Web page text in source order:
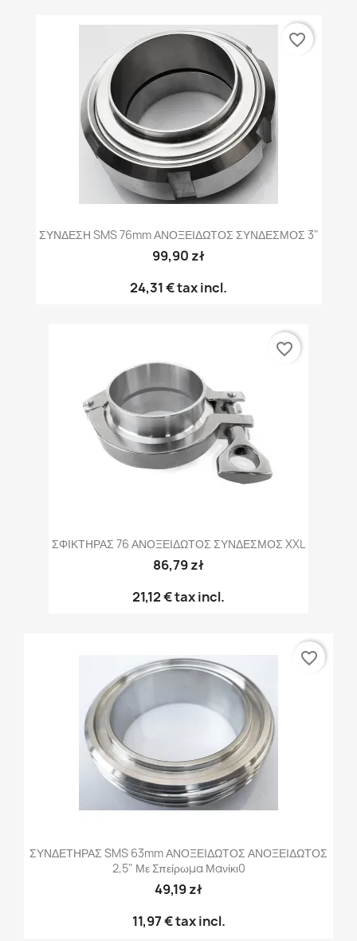
ΣΥΝΔΕΣΗ SMS 76mm ΑΝΟΞΕΙΔΩΤΟΣ ΣΥΝΔΕΣΜΟΣ 3"
99,90 zł
24,31 €tax incl.
favorite_border
ΣΦΙΚΤΗΡΑΣ 76 ΑΝΟΞΕΙΔΩΤΟΣ ΣΥΝΔΕΣΜΟΣ XXL
86,79 zł
21,12 €tax incl.
favorite_border
ΣΥΝΔΕΤΗΡΑΣ SMS 63mm ΑΝΟΞΕΙΔΩΤΟΣ ΑΝΟΞΕΙΔΩΤΟΣ
2,5" Με Σπείρωμα Μανίκι0
49,19 zł
11,97 €tax incl.
favorite_border